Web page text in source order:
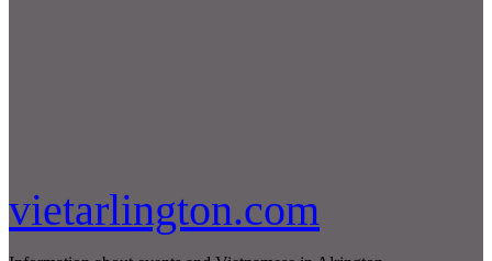
vietarlington.com